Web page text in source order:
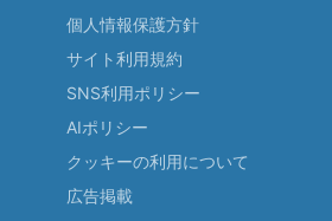
個人情報保護方針
サイト利用規約
SNS利用ポリシー
AIポリシー
クッキーの利用について
広告掲載